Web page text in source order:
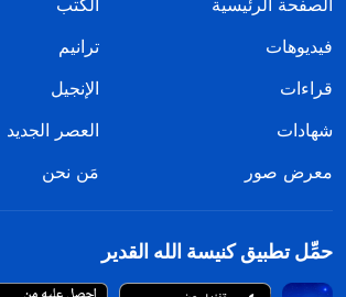
فيديوهات
ترانيم
قراءات
الإنجيل
شهادات
العصر الجديد
معرض صور
مَن نحن
حمِّل تطبيق كنيسة الله القدير